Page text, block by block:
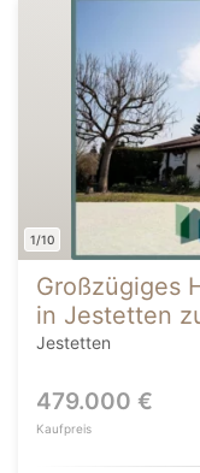
1/10
Großzügiges
in Jestetten
Jestetten
479.000 €
Kaufpreis